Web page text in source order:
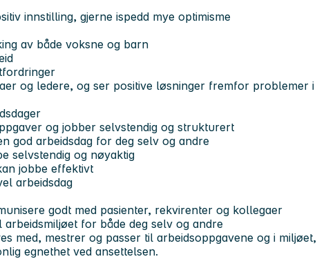
innstilling, gjerne ispedd mye optimisme
av både voksne og barn
og ledere, og ser positive løsninger fremfor problemer i
og jobber selvstendig og strukturert
god arbeidsdag for deg selv og andre
selvstendig og nøyaktig
jobbe effektivt
arbeidsdag
godt med pasienter, rekvirenter og kollegaer
for både deg selv og andre
med, mestrer og passer til arbeidsoppgavene og i miljøet,
egnethet ved ansettelsen.